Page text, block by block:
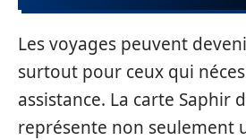
Les voyages peuvent
surtout pour ceux qui
assistance. La carte Saphir
représente non seulement